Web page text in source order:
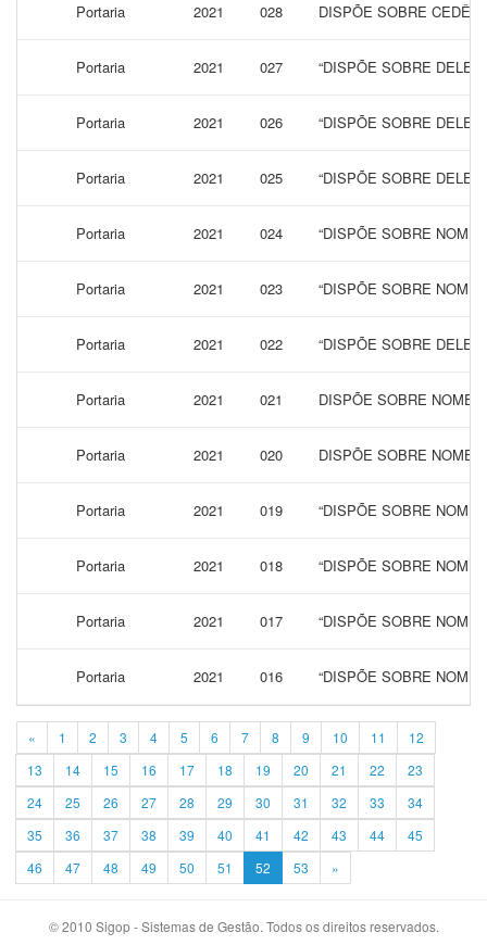
Portaria 2021 028 DISPÕE SOBRE
Portaria 2021 027 “DISPÕE SOBRE
Portaria 2021 026 “DISPÕE SOBRE
Portaria 2021 025 “DISPÕE SOBRE
Portaria 2021 024 “DISPÕE SOBRE
Portaria 2021 023 “DISPÕE SOBRE
Portaria 2021 022 “DISPÕE SOBRE
Portaria 2021 021 DISPÕE SOBRE
Portaria 2021 020 DISPÕE SOBRE
Portaria 2021 019 “DISPÕE SOBRE
Portaria 2021 018 “DISPÕE SOBRE
Portaria 2021 017 “DISPÕE SOBRE
Portaria 2021 016 “DISPÕE SOBRE
« 1 2 3 4 5 6 7 8 9 10 11
12
13
14 15 16 17 18 19 20 21 22
23
24
25 26 27 28 29 30 31 32 33
34
35
36 37 38 39 40 41 42 43 44
45
46
47 48 49 50 51 52 53 »
© 2010 Sigop - Sistemas de Gestão. Todos os direitos reservados.